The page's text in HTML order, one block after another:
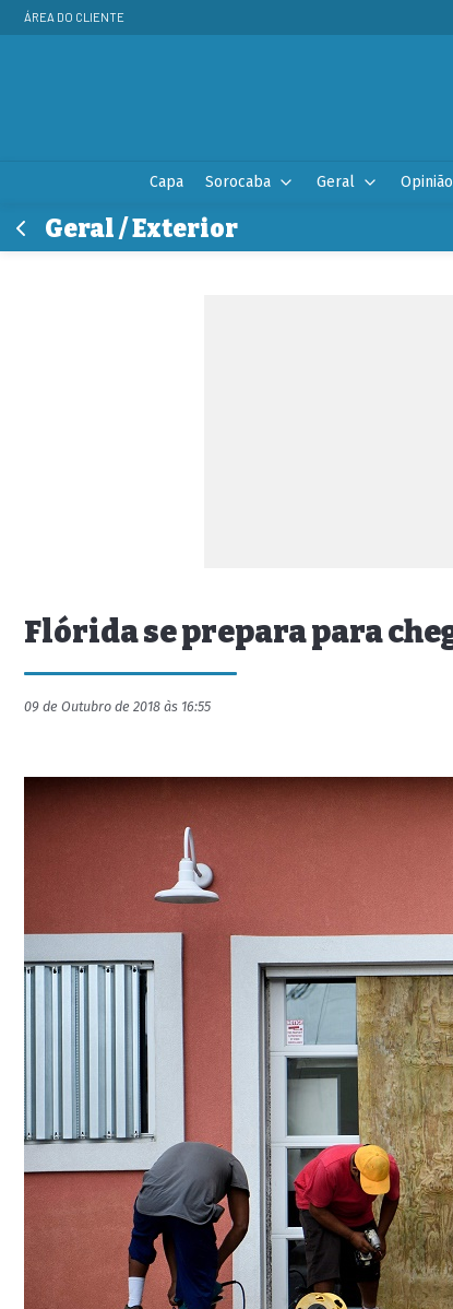
ÁREA DO CLIENTE
Capa Sorocaba Geral Opinião
Geral / Exterior
Flórida se prepara para
09 de Outubro de 2018 às 16:55